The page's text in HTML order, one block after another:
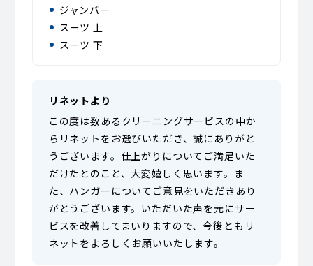
ジャンパー
スーツ 上
スーツ 下
リネットより
この度は数あるクリーニングサービスの中か
らリネットをお選びいただき、誠にありがと
うございます。仕上がりについてご満足いた
だけたとのこと、大変嬉しく思います。ま
た、ハンガーについてご意見をいただきあり
がとうございます。いただいた声を元にサー
ビスを改善してまいりますので、今後ともリ
ネットをよろしくお願いいたします。